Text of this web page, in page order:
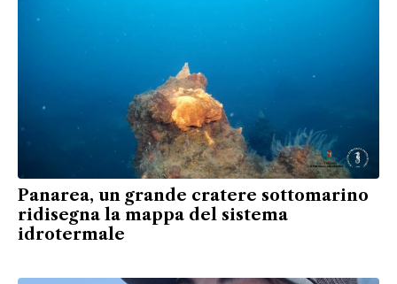
Panarea, un grande cratere sottomarino
ridisegna la mappa del sistema
idrotermale